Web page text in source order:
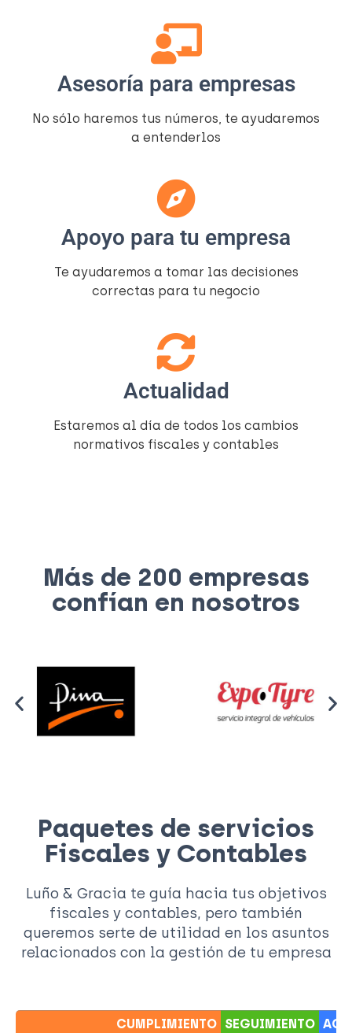
Asesoría para empresas
No sólo haremos tus números, te ayudaremos
a entenderlos​
Apoyo para tu empresa
Te ayudaremos a tomar las decisiones
correctas para tu negocio
Actualidad
Estaremos al día de todos los cambios
normativos fiscales y contables
Más de 200 empresas
confían en nosotros
Paquetes de servicios
Fiscales y Contables
Luño & Gracia te guía hacia tus objetivos
fiscales y contables, pero también
queremos serte de utilidad en los asuntos
relacionados con la gestión de tu empresa
CUMPLIMIENTO SEGUIMIENTO